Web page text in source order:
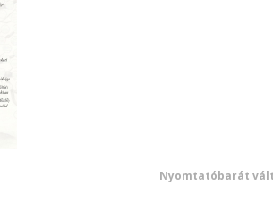
Nyomtatóbarát